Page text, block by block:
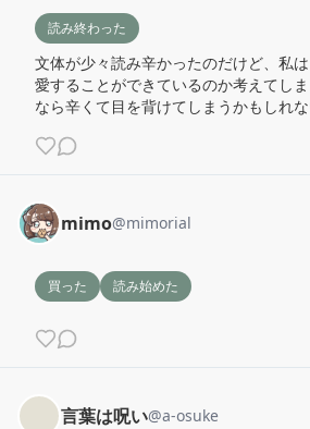
読み終わった
文体が少々読み辛かったのだけど、私
愛することができているのか考えてし
なら辛くて目を背けてしまうかもしれ
mimo@mimorial
買った 読み始めた
言葉は呪い@a-osuke